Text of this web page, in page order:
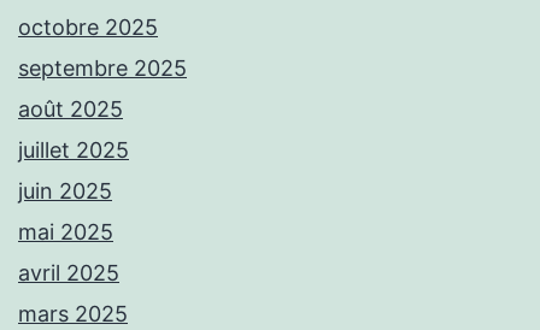
octobre 2025
septembre 2025
août 2025
juillet 2025
juin 2025
mai 2025
avril 2025
mars 2025